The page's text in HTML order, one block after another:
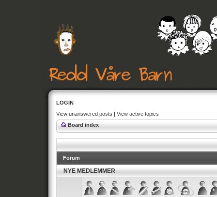
LOGIN
View unanswered posts | View active topics
Board index
Forum
NYE MEDLEMMER